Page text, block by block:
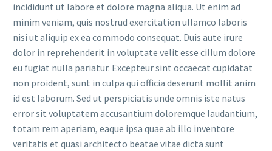
incididunt ut labore et dolore magna aliqua. Ut enim ad
minim veniam, quis nostrud exercitation ullamco laboris
nisi ut aliquip ex ea commodo consequat. Duis aute irure
dolor in reprehenderit in voluptate velit esse cillum dolore
eu fugiat nulla pariatur. Excepteur sint occaecat cupidatat
non proident, sunt in culpa qui officia deserunt mollit anim
id est laborum. Sed ut perspiciatis unde omnis iste natus
error sit voluptatem accusantium doloremque laudantium,
totam rem aperiam, eaque ipsa quae ab illo inventore
veritatis et quasi architecto beatae vitae dicta sunt